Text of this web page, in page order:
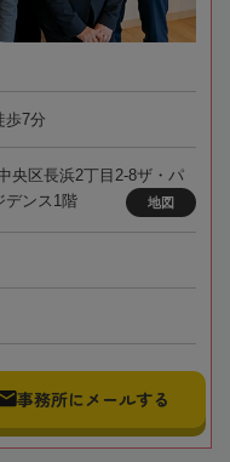
歩7分
央区長浜2丁目2-8ザ・パ
デンス1階
地図
事務所にメールする